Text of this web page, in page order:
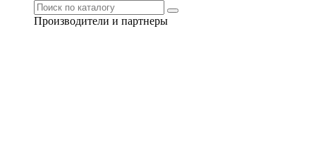
Производители и партнеры